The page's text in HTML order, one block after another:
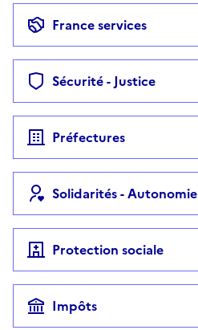
France services
Sécurité - Justice
Préfectures
Solidarités - Autonomie
Protection sociale
Impôts